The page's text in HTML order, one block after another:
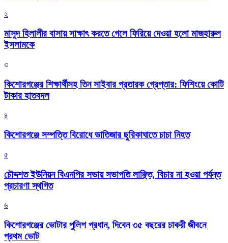
২
মাসুদ হিলালীর বাসায় সাক্ষাৎ করতে গেলে ফিরিয়ে দেওয়া হলো মাজহারুল
ইসলামকে
৩
কিশোরগঞ্জের শিক্ষার্থীসহ তিন সাইবার প্রতারক গ্রেপ্তার: ফিশিংয়ে কোটি
টাকার হাতবদল
৪
কিশোরগঞ্জে সম্পত্তি বিরোধে ভাতিজার ছুরিকাঘাতে চাচা নিহত
৫
চৌদ্দশত ইউনিয়ন বিএনপির সভায় সভাপতি লাঞ্ছিত, বিচার না হওয়া পর্যন্ত
প্রচারণা স্থগিত
৬
কিশোরগঞ্জের ভোটার পুলিশ প্রধান, দিবেন ৩৫ বছরের চাকরী জীবনে
প্রথম ভোট